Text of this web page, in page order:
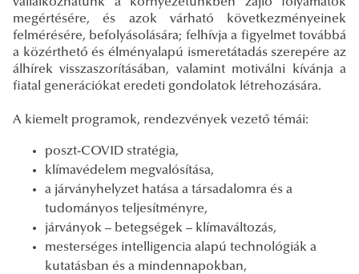
megértésére, és azok várható következményeinek
felmérésére, befolyásolására; felhívja a figyelmet továbbá
a közérthető és élményalapú ismeretátadás szerepére az
álhírek visszaszorításában, valamint motiválni kívánja a
fiatal generációkat eredeti gondolatok létrehozására.
A kiemelt programok, rendezvények vezető témái:
poszt-COVID stratégia,
klímavédelem megvalósítása,
a járványhelyzet hatása a társadalomra és a
tudományos teljesítményre,
járványok – betegségek – klímaváltozás,
mesterséges intelligencia alapú technológiák a
kutatásban és a mindennapokban,